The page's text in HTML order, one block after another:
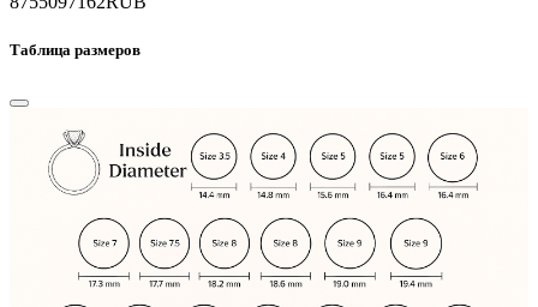
Таблица размеров